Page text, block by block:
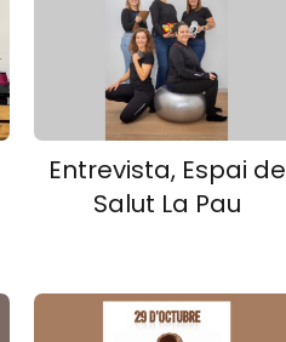
Entrevista, Espai de
Salut La Pau